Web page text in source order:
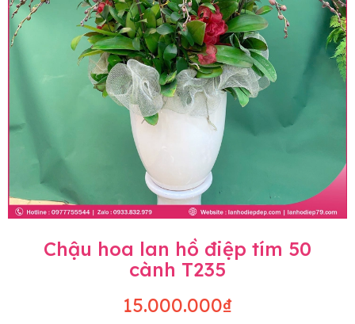
Chậu hoa lan hồ điệp tím 50
cành T235
15.000.000₫